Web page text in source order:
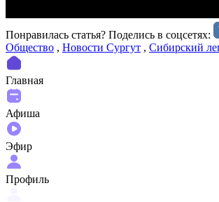
Понравилась статья? Поделиcь в соцсетях:
Общество , Новости Сургут , Сибирский
Главная
Афиша
Эфир
Профиль